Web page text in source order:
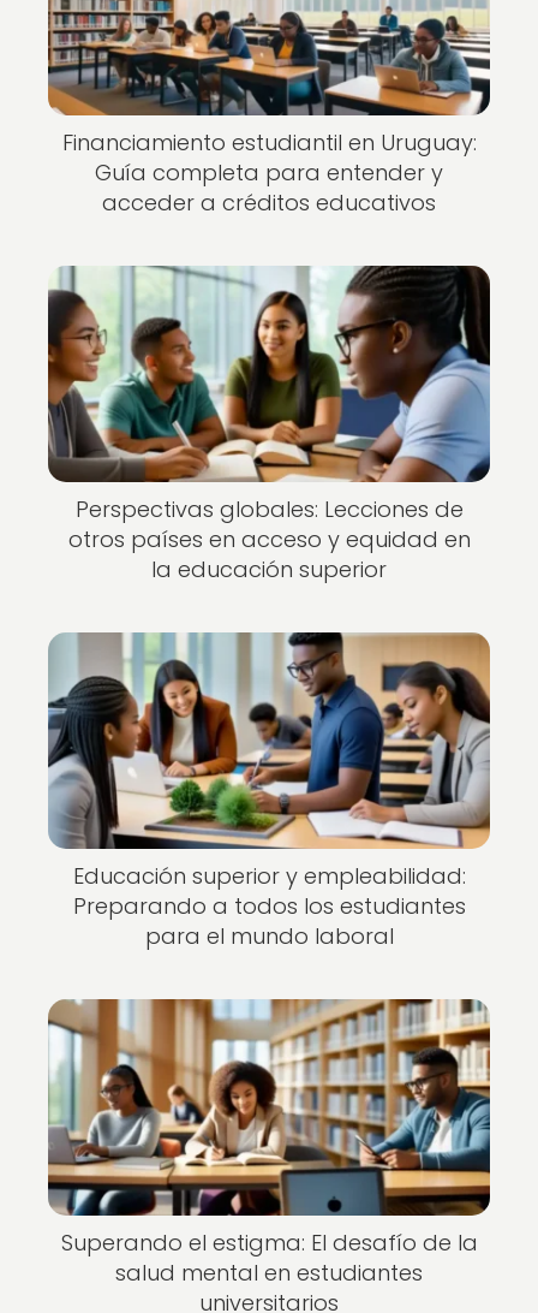
Financiamiento estudiantil en Uruguay:
Guía completa para entender y
acceder a créditos educativos
Perspectivas globales: Lecciones de
otros países en acceso y equidad en
la educación superior
Educación superior y empleabilidad:
Preparando a todos los estudiantes
para el mundo laboral
Superando el estigma: El desafío de la
salud mental en estudiantes
universitarios